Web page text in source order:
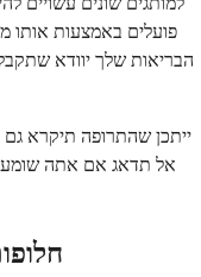
פועלים באמצעות אותו
הבריאות שלך יוודא
ייתכן שהתרופה תיקרא גם
אל תדאג אם אתה שומע